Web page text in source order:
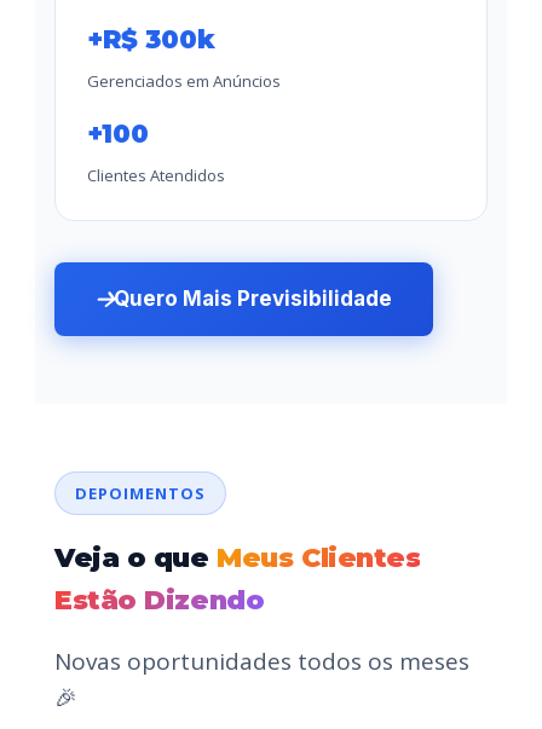
+R$ 300k
Gerenciados em Anúncios
+100
Clientes Atendidos
Quero Mais Previsibilidade
DEPOIMENTOS
Veja o que Meus Clientes
Estão Dizendo
Novas oportunidades todos os meses
🎉